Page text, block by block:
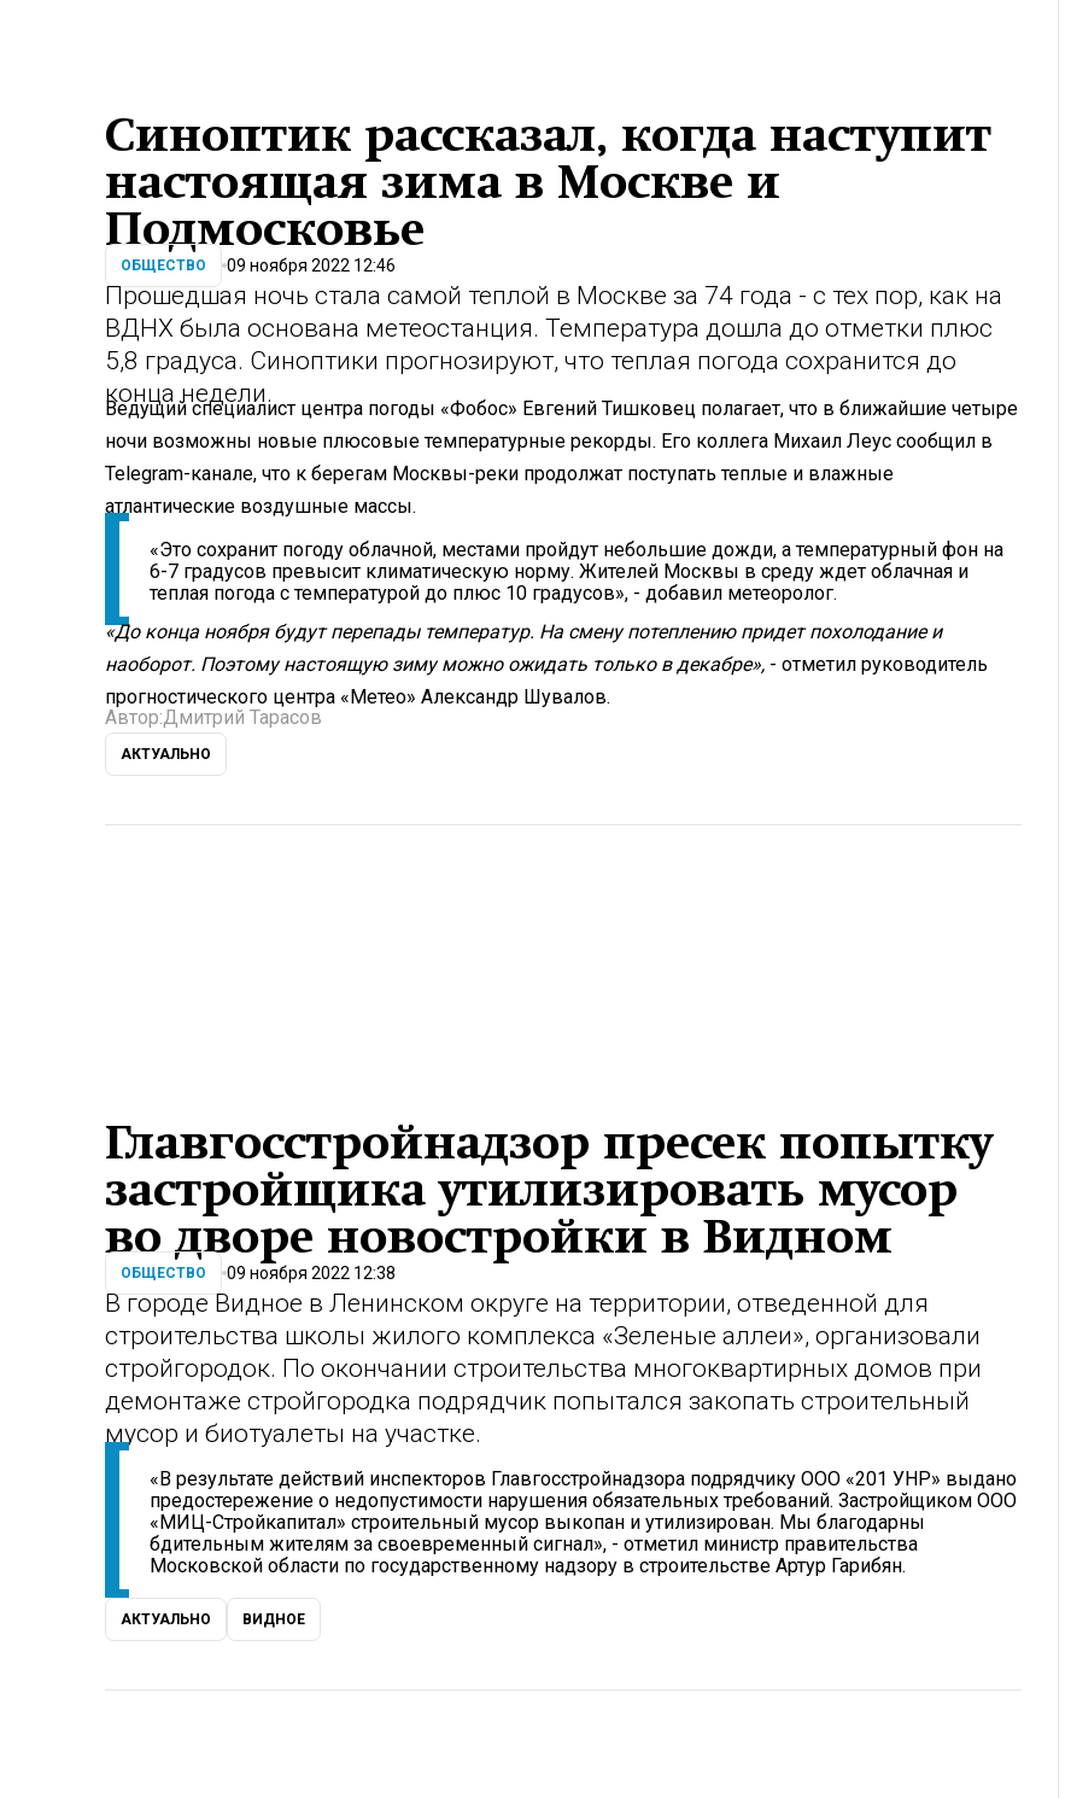
Синоптик рассказал, когда наступит
настоящая зима в Москве и
Подмосковье
ОБЩЕСТВО 09 ноября 2022 12:46
Прошедшая ночь стала самой теплой в Москве за 74 года - с тех пор, как на
ВДНХ была основана метеостанция. Температура дошла до отметки плюс
5,8 градуса. Синоптики прогнозируют, что теплая погода сохранится до
конца недели.
Ведущий специалист центра погоды «Фобос» Евгений Тишковец полагает, что в ближайшие четыре
ночи возможны новые плюсовые температурные рекорды. Его коллега Михаил Леус сообщил в
Telegram-канале, что к берегам Москвы-реки продолжат поступать теплые и влажные
атлантические воздушные массы.
«Это сохранит погоду облачной, местами пройдут небольшие дожди, а температурный фон на
6-7 градусов превысит климатическую норму. Жителей Москвы в среду ждет облачная и
теплая погода с температурой до плюс 10 градусов», - добавил метеоролог.
«До конца ноября будут перепады температур. На смену потеплению придет похолодание и
наоборот. Поэтому настоящую зиму можно ожидать только в декабре», - отметил руководитель
прогностического центра «Метео» Александр Шувалов.
Автор:Дмитрий Тарасов
АКТУАЛЬНО
Главгосстройнадзор пресек попытку
застройщика утилизировать мусор
во дворе новостройки в Видном
ОБЩЕСТВО 09 ноября 2022 12:38
В городе Видное в Ленинском округе на территории, отведенной для
строительства школы жилого комплекса «Зеленые аллеи», организовали
стройгородок. По окончании строительства многоквартирных домов при
демонтаже стройгородка подрядчик попытался закопать строительный
мусор и биотуалеты на участке.
«В результате действий инспекторов Главгосстройнадзора подрядчику ООО «201 УНР» выдано
предостережение о недопустимости нарушения обязательных требований. Застройщиком ООО
«МИЦ-Стройкапитал» строительный мусор выкопан и утилизирован. Мы благодарны
бдительным жителям за своевременный сигнал», - отметил министр правительства
Московской области по государственному надзору в строительстве Артур Гарибян.
АКТУАЛЬНО ВИДНОЕ